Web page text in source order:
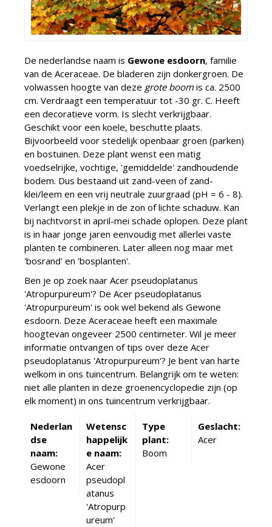
De nederlandse naam is Gewone esdoorn, familie
van de Aceraceae. De bladeren zijn donkergroen. De
volwassen hoogte van deze grote boomis ca. 2500
cm. Verdraagt een temperatuur tot -30 gr. C. Heeft
een decoratieve vorm. Is slecht verkrijgbaar.
Geschikt voor een koele, beschutte plaats.
Bijvoorbeeld voor stedelijk openbaar groen (parken)
en bostuinen. Deze plant wenst een matig
voedselrijke, vochtige, 'gemiddelde' zandhoudende
bodem. Dus bestaand uit zand-veen of zand-
klei/leem en een vrij neutrale zuurgraad (pH = 6 - 8).
Verlangt een plekje in de zon of lichte schaduw. Kan
bij nachtvorst in april-mei schade oplopen. Deze plant
is in haar jonge jaren eenvoudig met allerlei vaste
planten te combineren. Later alleen nog maar met
'bosrand' en 'bosplanten'.
Ben je op zoek naar Acer pseudoplatanus
'Atropurpureum'? De Acer pseudoplatanus
'Atropurpureum' is ook wel bekend als Gewone
esdoorn. Deze Aceraceae heeft een maximale
hoogtevan ongeveer 2500 centimeter. Wil je meer
informatie ontvangen of tips over deze Acer
pseudoplatanus 'Atropurpureum'? Je bent van harte
welkom in ons tuincentrum. Belangrijk om te weten:
niet alle planten in deze groenencyclopedie zijn (op
elk moment) in ons tuincentrum verkrijgbaar.
Nederlan
dse
naam:
Gewone
esdoorn
Wetensc
happelijk
e naam:
Acer
pseudopl
atanus
'Atropurp
ureum'
Type
plant:
Boom
Geslacht:
Acer